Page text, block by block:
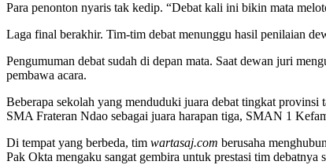
Para penonton nyaris tak kedip. “Debat kali ini bikin mata
Laga final berakhir. Tim-tim debat menunggu hasil penilaian
Pengumuman debat sudah di depan mata. Saat dewan juri
pembawa acara.
Beberapa sekolah yang menduduki juara debat tingkat
SMA Frateran Ndao sebagai juara harapan tiga, SMAN 1
Di tempat yang berbeda, tim wartasaj.com berusaha
Pak Okta mengaku sangat gembira untuk prestasi tim debatnya